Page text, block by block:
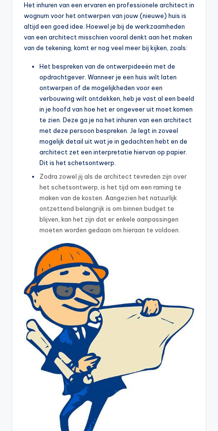
Het inhuren van een ervaren en professionele architect in
wognum voor het ontwerpen van jouw (nieuwe) huis is
altijd een goed idee. Hoewel je bij de werkzaamheden
van een architect misschien vooral denkt aan het maken
van de tekening, komt er nog veel meer bij kijken, zoals:
Het bespreken van de ontwerpideeën met de
opdrachtgever. Wanneer je een huis wilt laten
ontwerpen of de mogelijkheden voor een
verbouwing wilt ontdekken, heb je vast al een beeld
in je hoofd van hoe het er ongeveer uit moet komen
te zien. Deze ga je na het inhuren van een architect
met deze persoon bespreken. Je legt in zoveel
mogelijk detail uit wat je in gedachten hebt en de
architect zet een interpretatie hiervan op papier.
Dit is het schetsontwerp.
Zodra zowel jij als de architect tevreden zijn over
het schetsontwerp, is het tijd om een raming te
maken van de kosten. Aangezien het natuurlijk
ontzettend belangrijk is om binnen budget te
blijven, kan het zijn dat er enkele aanpassingen
moeten worden gedaan om hieraan te voldoen.